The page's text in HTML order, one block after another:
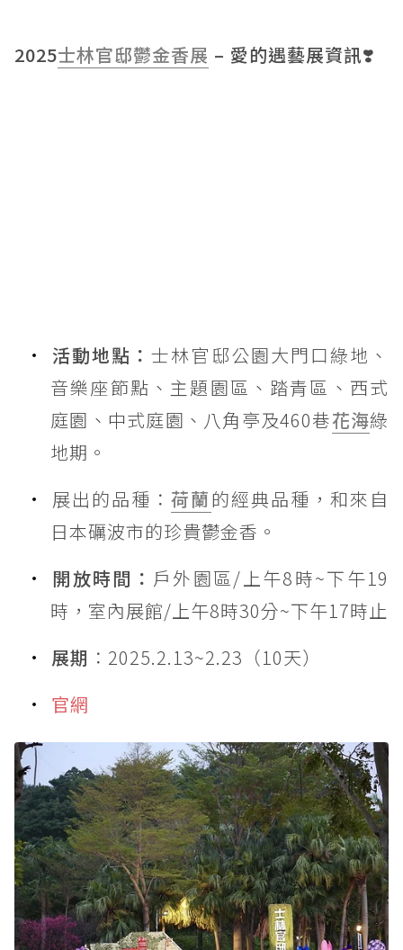
2025士林官邸鬱金香展 – 愛的遇藝展資訊❣️
活動地點：士林官邸公園大門口綠地、
音樂座節點、主題園區、踏青區、西式
庭園、中式庭園、八角亭及460巷花海綠
地期。
展出的品種：荷蘭的經典品種，和來自
日本礪波市的珍貴鬱金香。
開放時間： 戶外園區/上午8時~下午19
時，室內展館/上午8時30分~下午17時止
展期 ：2025.2.13~2.23（10天）
官網